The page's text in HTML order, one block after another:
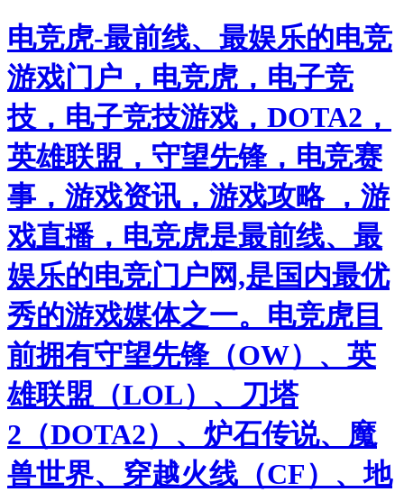
电竞虎-最前线、最娱乐的电竞
游戏门户，电竞虎，电子竞
技，电子竞技游戏，DOTA2，
英雄联盟，守望先锋，电竞赛
事，游戏资讯，游戏攻略 ，游
戏直播，电竞虎是最前线、最
娱乐的电竞门户网,是国内最优
秀的游戏媒体之一。电竞虎目
前拥有守望先锋（OW）、英
雄联盟（LOL）、刀塔
2（DOTA2）、炉石传说、魔
兽世界、穿越火线（CF）、地